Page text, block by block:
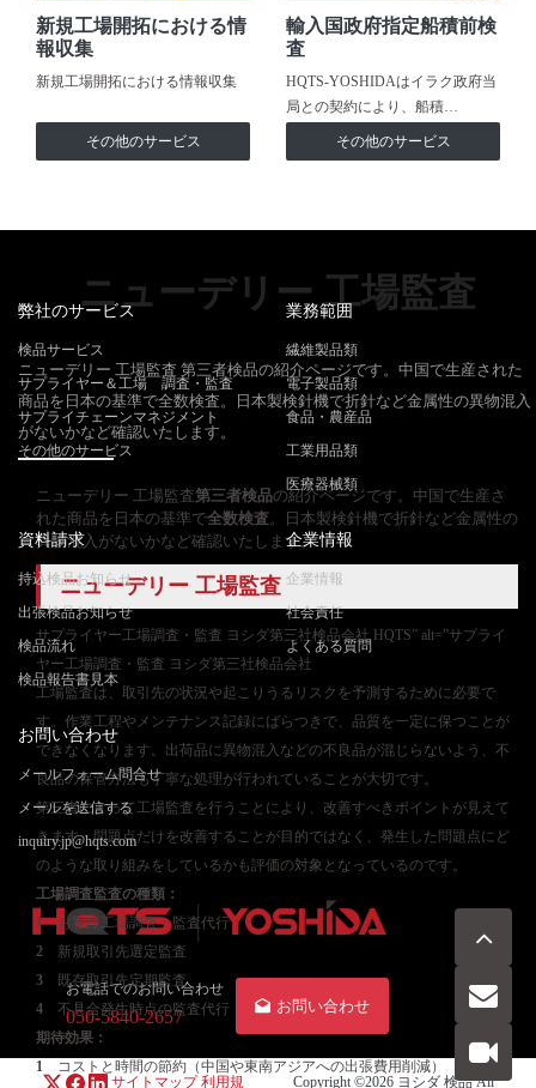
新規工場開拓における情
報収集
新規工場開拓における情報収集
その他のサービス
輸入国政府指定船積前検
査
HQTS-YOSHIDAはイラク政府当
局との契約により、船積…
その他のサービス
ニューデリー 工場監査
ニューデリー 工場監査 第三者検品の紹介ページです。中国で生産された
商品を日本の基準で全数検査。日本製検針機で折針など金属性の異物混入
がないかなど確認いたします。
ニューデリー 工場監査第三者検品の紹介ページです。中国で生産さ
れた商品を日本の基準で全数検査 。日本製検針機で折針など金属性の
異物混入がないかなど確認いたします。
ニューデリー 工場監査
サプライヤー工場調査・監査 ヨシダ第三社検品会社 HQTS” alt=”サプライ
ヤー工場調査・監査 ヨシダ第三社検品会社
工場監査は、取引先の状況や起こりうるリスクを予測するために必要で
す。作業工程やメンテナンス記録にばらつきで、品質を一定に保つことが
できなくなります。出荷品に異物混入などの不良品が混じらないよう、不
良品の保管方法も丁寧な処理が行われていることが大切です。
第三者によって工場監査を行うことにより、改善すべきポイントが見えて
きます。問題点だけを改善することが目的ではなく、発生した問題点にど
のような取り組みをしているかも評価の対象となっているのです。
工場調査監査の種類：
1お客様工場調査・監査代行
2 新規取引先選定監査
3 既存取引先定期監査
4 不具合発生時点の監査代行
期待効果：
1
コストと時間の節約（中国や東南アジアへの出張費用削減）
弊社のサービス
検品サービス
サプライヤー＆工場 調査・監査
サプライチェーンマネジメント
その他のサービス
業務範囲
繊維製品類
電子製品類
食品・農産品
工業用品類
医療器械類
資料請求
持込検品お知らせ
出張検品お知らせ
検品流れ
検品報告書見本
企業情報
企業情報
社会責任
よくある質問
お問い合わせ
メールフォーム問合せ
メールを送信する
inquiry.jp@hqts.com
お電話でのお問い合わせ
050-5840-2657
お問い合わせ
サイトマップ 利用規 Copyright ©2026 ヨシダ 検品All